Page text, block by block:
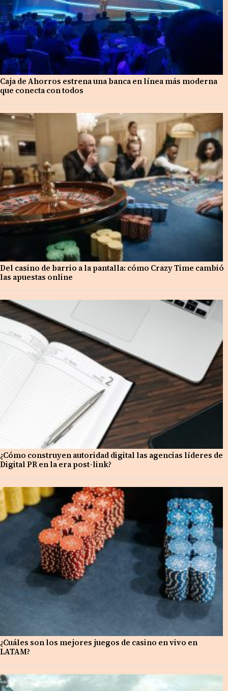
Caja de Ahorros estrena una banca en línea más moderna
que conecta con todos
Del casino de barrio a la pantalla: cómo Crazy Time cambió
las apuestas online
¿Cómo construyen autoridad digital las agencias líderes de
Digital PR en la era post-link?
¿Cuáles son los mejores juegos de casino en vivo en
LATAM?